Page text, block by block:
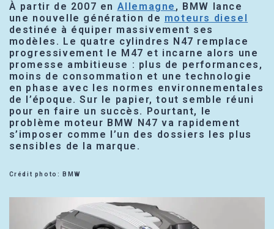
À partir de 2007 en Allemagne , BMW lance
une nouvelle génération de moteurs diesel
destinée à équiper massivement ses
modèles. Le quatre cylindres N47 remplace
progressivement le M47 et incarne alors une
promesse ambitieuse : plus de performances,
moins de consommation et une technologie
en phase avec les normes environnementales
de l’époque. Sur le papier, tout semble réuni
pour en faire un succès. Pourtant, le
problème moteur BMW N47 va rapidement
s’imposer comme l’un des dossiers les plus
sensibles de la marque.
Crédit photo: BMW